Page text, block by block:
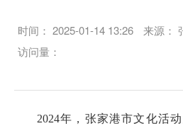
时间： 2025-01-14 13:26 来源：
访问量：
2024年，张家港市文化活